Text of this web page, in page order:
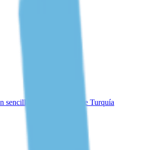
sencilla para inversores de Turquía